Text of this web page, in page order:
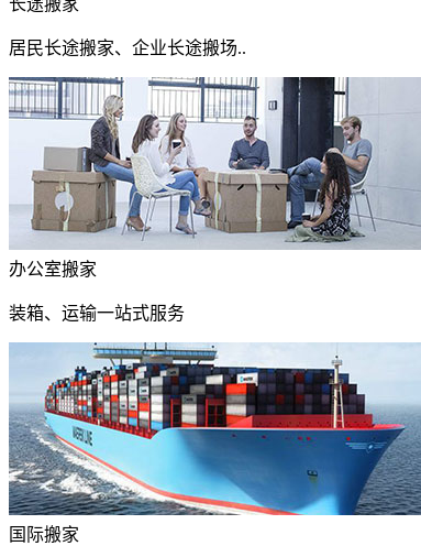
居民长途搬家、企业长途搬场..
办公室搬家
装箱、运输一站式服务
国际搬家